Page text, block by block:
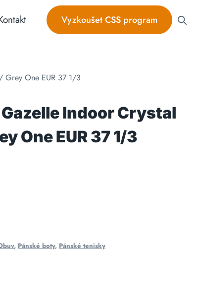
Vyzkoušet CSS program
Grey One EUR 37 1/3
Indoor Crystal
One EUR 37 1/3
, Pánské boty, Pánské tenisky